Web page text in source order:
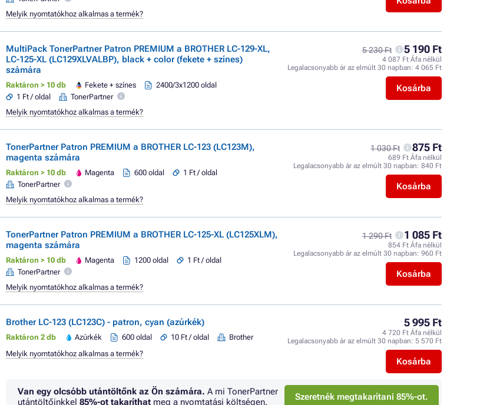
Melyik nyomtatókhoz alkalmas a termék?
MultiPack TonerPartner Patron PREMIUM a BROTHER LC-129-XL,
LC-125-XL (LC129XLVALBP), black + color (fekete + színes)
számára
Raktáron > 10 db Fekete + színes
2400/3x1200 oldal
1 Ft / oldal
TonerPartner
5 230 Ft 5 190 Ft
4 087 Ft Áfa nélkül
Legalacsonyabb ár az elmúlt 30 napban: 4 065 Ft
Kosárba
Melyik nyomtatókhoz alkalmas a termék?
TonerPartner Patron PREMIUM a BROTHER LC-123 (LC123M),
magenta számára
Raktáron > 10 db Magenta 600 oldal
1 Ft / oldal
TonerPartner
1 030 Ft 875 Ft
689 Ft Áfa nélkül
Legalacsonyabb ár az elmúlt 30 napban: 840 Ft
Kosárba
Melyik nyomtatókhoz alkalmas a termék?
TonerPartner Patron PREMIUM a BROTHER LC-125-XL (LC125XLM),
magenta számára
Raktáron > 10 db Magenta 1200 oldal
1 Ft / oldal
TonerPartner
1 290 Ft 1 085 Ft
854 Ft Áfa nélkül
Legalacsonyabb ár az elmúlt 30 napban: 960 Ft
Kosárba
Melyik nyomtatókhoz alkalmas a termék?
Brother LC-123 (LC123C) - patron, cyan (azúrkék)
Raktáron 2 db Azúrkék 600 oldal 10 Ft / oldal Brother
5 995 Ft
4 720 Ft Áfa nélkül
Legalacsonyabb ár az elmúlt 30 napban: 5 570 Ft
Kosárba
Melyik nyomtatókhoz alkalmas a termék?
Van egy olcsóbb utántöltőnk az Ön számára. A mi TonerPartner
utántöltőinkkel 85%-ot takaríthat meg a nyomtatási költségen. Szeretnék megtakarítani 85%-ot.